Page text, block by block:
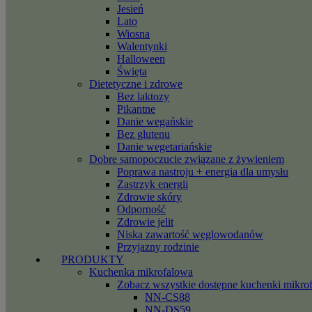
Jesień
Lato
Wiosna
Walentynki
Halloween
Święta
Dietetyczne i zdrowe
Bez laktozy
Pikantne
Danie wegańskie
Bez glutenu
Danie wegetariańskie
Dobre samopoczucie związane z żywieniem
Poprawa nastroju + energia dla umysłu
Zastrzyk energii
Zdrowie skóry
Odporność
Zdrowie jelit
Niska zawartość węglowodanów
Przyjazny rodzinie
PRODUKTY
Kuchenka mikrofalowa
Zobacz wszystkie dostępne kuchenki
NN-CS88
NN-DS59